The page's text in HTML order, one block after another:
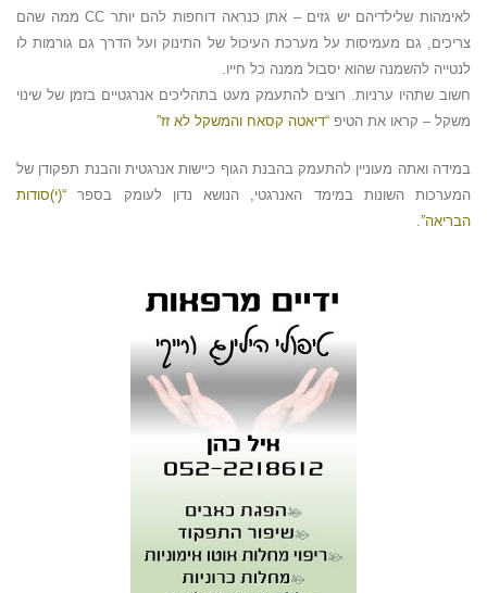
לאימהות שלילדיהם יש גזים – אתן כנראה דוחפות להם יותר CC ממה שהם
צריכים, גם מעמיסות על מערכת העיכול של התינוק ועל הדרך גם גורמות לו
לנטייה להשמנה שהוא יסבול ממנה כל חייו.
חשוב שתהיו ערניות. רוצים להתעמק מעט בתהליכים אנרגטיים בזמן של שינוי
משקל – קראו את הטיפ “דיאטה קסאח והמשקל לא זז”
במידה ואתה מעוניין להתעמק בהבנת הגוף כיישות אנרגטית והבנת תפקודן של
המערכות השונות במימד האנרגטי, הנושא נדון לעומק בספר “(י)סודות
הבריאה”.